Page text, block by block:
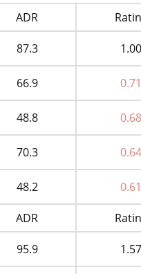
ADR
87.3 1.00
66.9 0.71
48.8 0.68
70.3 0.64
48.2 0.61
ADR
95.9 1.57